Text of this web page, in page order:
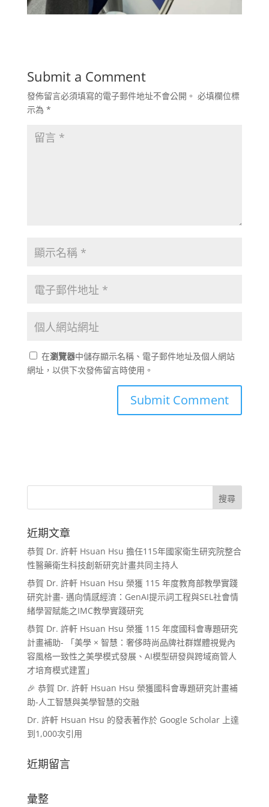
Submit a Comment
發佈留言必須填寫的電子郵件地址不會公開。 必填欄位標
示為 *
在瀏覽器中儲存顯示名稱、電子郵件地址及個人網站
網址，以供下次發佈留言時使用。
近期文章
恭賀 Dr. 許軒 Hsuan Hsu 擔任115年國家衛生研究院整合
性醫藥衛生科技創新研究計畫共同主持人
恭賀 Dr. 許軒 Hsuan Hsu 榮獲 115 年度教育部教學實踐
研究計畫- 邁向情感經濟：GenAI提示詞工程與SEL社會情
緒學習賦能之IMC教學實踐研究
恭賀 Dr. 許軒 Hsuan Hsu 榮獲 115 年度國科會專題研究
計畫補助- 「美學 × 智慧：奢侈時尚品牌社群媒體視覺內
容風格一致性之美學模式發展、AI模型研發與跨域商管人
才培育模式建置」
🎉 恭賀 Dr. 許軒 Hsuan Hsu 榮獲國科會專題研究計畫補
助-人工智慧與美學智慧的交融
Dr. 許軒 Hsuan Hsu 的發表著作於 Google Scholar 上達
到1,000次引用
近期留言
彙整